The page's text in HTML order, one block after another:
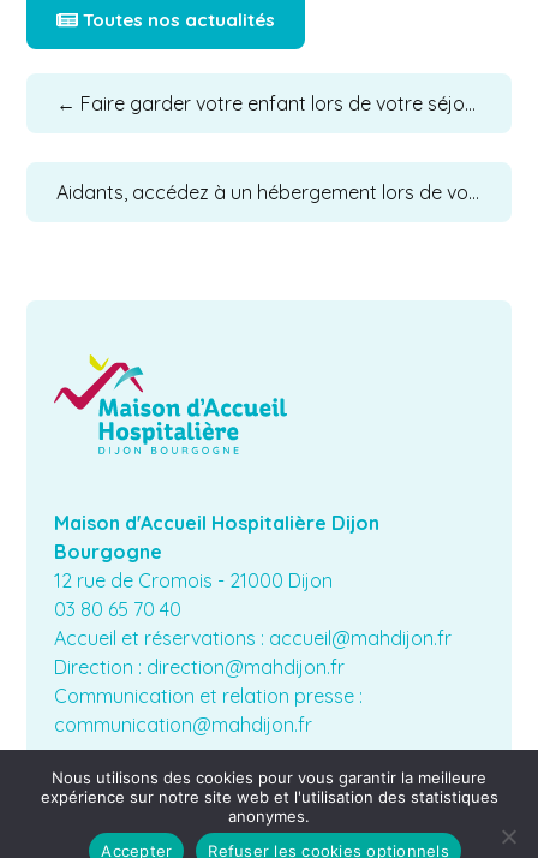
Toutes nos actualités
← Faire garder votre enfant lors de votre séjour à la MAH, c’est possible !
Aidants, accédez à un hébergement lors de vos visites en EHPAD ou autre établissement médico-social.
Maison d'Accueil Hospitalière Dijon
Bourgogne
12 rue de Cromois - 21000 Dijon
03 80 65 70 40
Accueil et réservations : accueil@mahdijon.fr
Direction : direction@mahdijon.fr
Communication et relation presse :
communication@mahdijon.fr
Plan du site
Mentions légales
Nous utilisons des cookies pour vous garantir la meilleure
expérience sur notre site web et l'utilisation des statistiques
anonymes.
Accepter
Refuser les cookies optionnels